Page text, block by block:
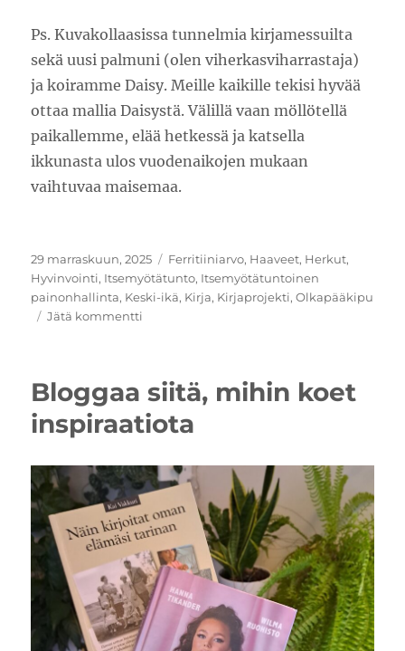
Ps. Kuvakollaasissa tunnelmia kirjamessuilta
sekä uusi palmuni (olen viherkasviharrastaja)
ja koiramme Daisy. Meille kaikille tekisi hyvää
ottaa mallia Daisystä. Välillä vaan möllötellä
paikallemme, elää hetkessä ja katsella
ikkunasta ulos vuodenaikojen mukaan
vaihtuvaa maisemaa.
Julkaistu
29 marraskuun, 2025 Kategoriat
Ferritiiniarvo, Haaveet, Herkut,
Hyvinvointi, Itsemyötätunto, Itsemyötätuntoinen
painonhallinta, Keski-ikä, Kirja, Kirjaprojekti,Olkapääkipu
Jätä kommentti
Bloggaa siitä, mihin koet
inspiraatiota